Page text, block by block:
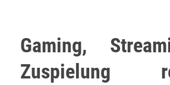
Gaming,
Zuspielung